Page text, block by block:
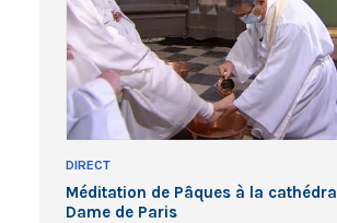
DIRECT
Méditation de Pâques à la
Dame de Paris